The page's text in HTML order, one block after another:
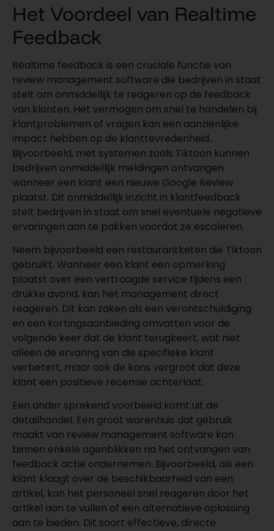
Het Voordeel van Realtime
Feedback
Realtime feedback is een cruciale functie van
review management software die bedrijven in staat
stelt om onmiddellijk te reageren op de feedback
van klanten. Het vermogen om snel te handelen bij
klantproblemen of vragen kan een aanzienlijke
impact hebben op de klanttevredenheid.
Bijvoorbeeld, met systemen zoals Tiktoon kunnen
bedrijven onmiddellijk meldingen ontvangen
wanneer een klant een nieuwe Google Review
plaatst. Dit onmiddellijk inzicht in klantfeedback
stelt bedrijven in staat om snel eventuele negatieve
ervaringen aan te pakken voordat ze escaleren.
Neem bijvoorbeeld een restaurantketen die Tiktoon
gebruikt. Wanneer een klant een opmerking
plaatst over een vertraagde service tijdens een
drukke avond, kan het management direct
reageren. Dit kan zaken als een verontschuldiging
en een kortingsaanbieding omvatten voor de
volgende keer dat de klant terugkeert, wat niet
alleen de ervaring van die specifieke klant
verbetert, maar ook de kans vergroot dat deze
klant een positieve recensie achterlaat.
Een ander sprekend voorbeeld komt uit de
detailhandel. Een groot warenhuis dat gebruik
maakt van review management software kan
binnen enkele ogenblikken na het ontvangen van
feedback actie ondernemen. Bijvoorbeeld, als een
klant klaagt over de beschikbaarheid van een
artikel, kan het personeel snel reageren door het
artikel aan te vullen of een alternatieve oplossing
aan te bieden. Dit soort effectieve, directe